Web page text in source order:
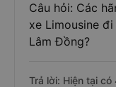
Câu hỏi: Các
xe Limousine
Lâm Đồng?
Trả lời: Hiện tại